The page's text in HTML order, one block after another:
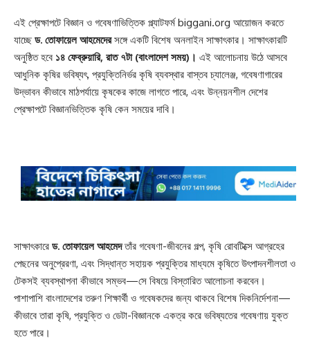
এই প্রেক্ষাপটে বিজ্ঞান ও গবেষণাভিত্তিক প্ল্যাটফর্ম biggani.org আয়োজন করতে
যাচ্ছে ড. তোফায়েল আহমেদেরসঙ্গে একটি বিশেষ অনলাইন সাক্ষাৎকার। সাক্ষাৎকারটি
অনুষ্ঠিত হবে ১৪ ফেব্রুয়ারি, রাত ৭টা (বাংলাদেশ সময়)। এই আলোচনায় উঠে আসবে
আধুনিক কৃষির ভবিষ্যৎ, প্রযুক্তিনির্ভর কৃষি ব্যবস্থার বাস্তব চ্যালেঞ্জ, গবেষণাগারের
উদ্ভাবন কীভাবে মাঠপর্যায়ে কৃষকের কাজে লাগতে পারে, এবং উন্নয়নশীল দেশের
প্রেক্ষাপটে বিজ্ঞানভিত্তিক কৃষি কেন সময়ের দাবি।
সাক্ষাৎকারে ড. তোফায়েল আহমেদতাঁর গবেষণা-জীবনের গল্প, কৃষি রোবটিক্সে আগ্রহের
পেছনের অনুপ্রেরণা, এবং সিদ্ধান্ত সহায়ক প্রযুক্তির মাধ্যমে কৃষিতে উৎপাদনশীলতা ও
টেকসই ব্যবস্থাপনা কীভাবে সম্ভব—সে বিষয়ে বিস্তারিত আলোচনা করবেন।
পাশাপাশি বাংলাদেশের তরুণ শিক্ষার্থী ও গবেষকদের জন্য থাকবে বিশেষ দিকনির্দেশনা—
কীভাবে তারা কৃষি, প্রযুক্তি ও ডেটা-বিজ্ঞানকে একত্র করে ভবিষ্যতের গবেষণায় যুক্ত
হতে পারে।